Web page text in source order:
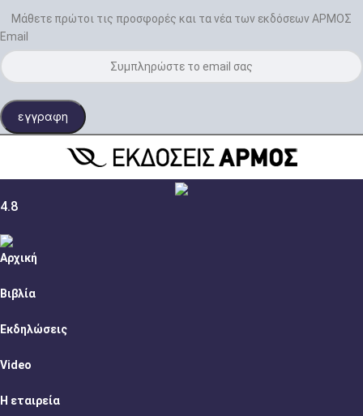
Μάθετε πρώτοι τις προσφορές και τα νέα των εκδόσεων ΑΡΜΟΣ
Email
εγγραφη
4.8
Αρχική
Βιβλία
Εκδηλώσεις
Video
Η εταιρεία